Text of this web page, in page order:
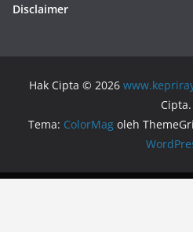
Disclaimer
Hak Cipta © 2026
Cipta.
Tema: ColorMag oleh